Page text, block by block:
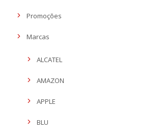
Promoções
Marcas
ALCATEL
AMAZON
APPLE
BLU